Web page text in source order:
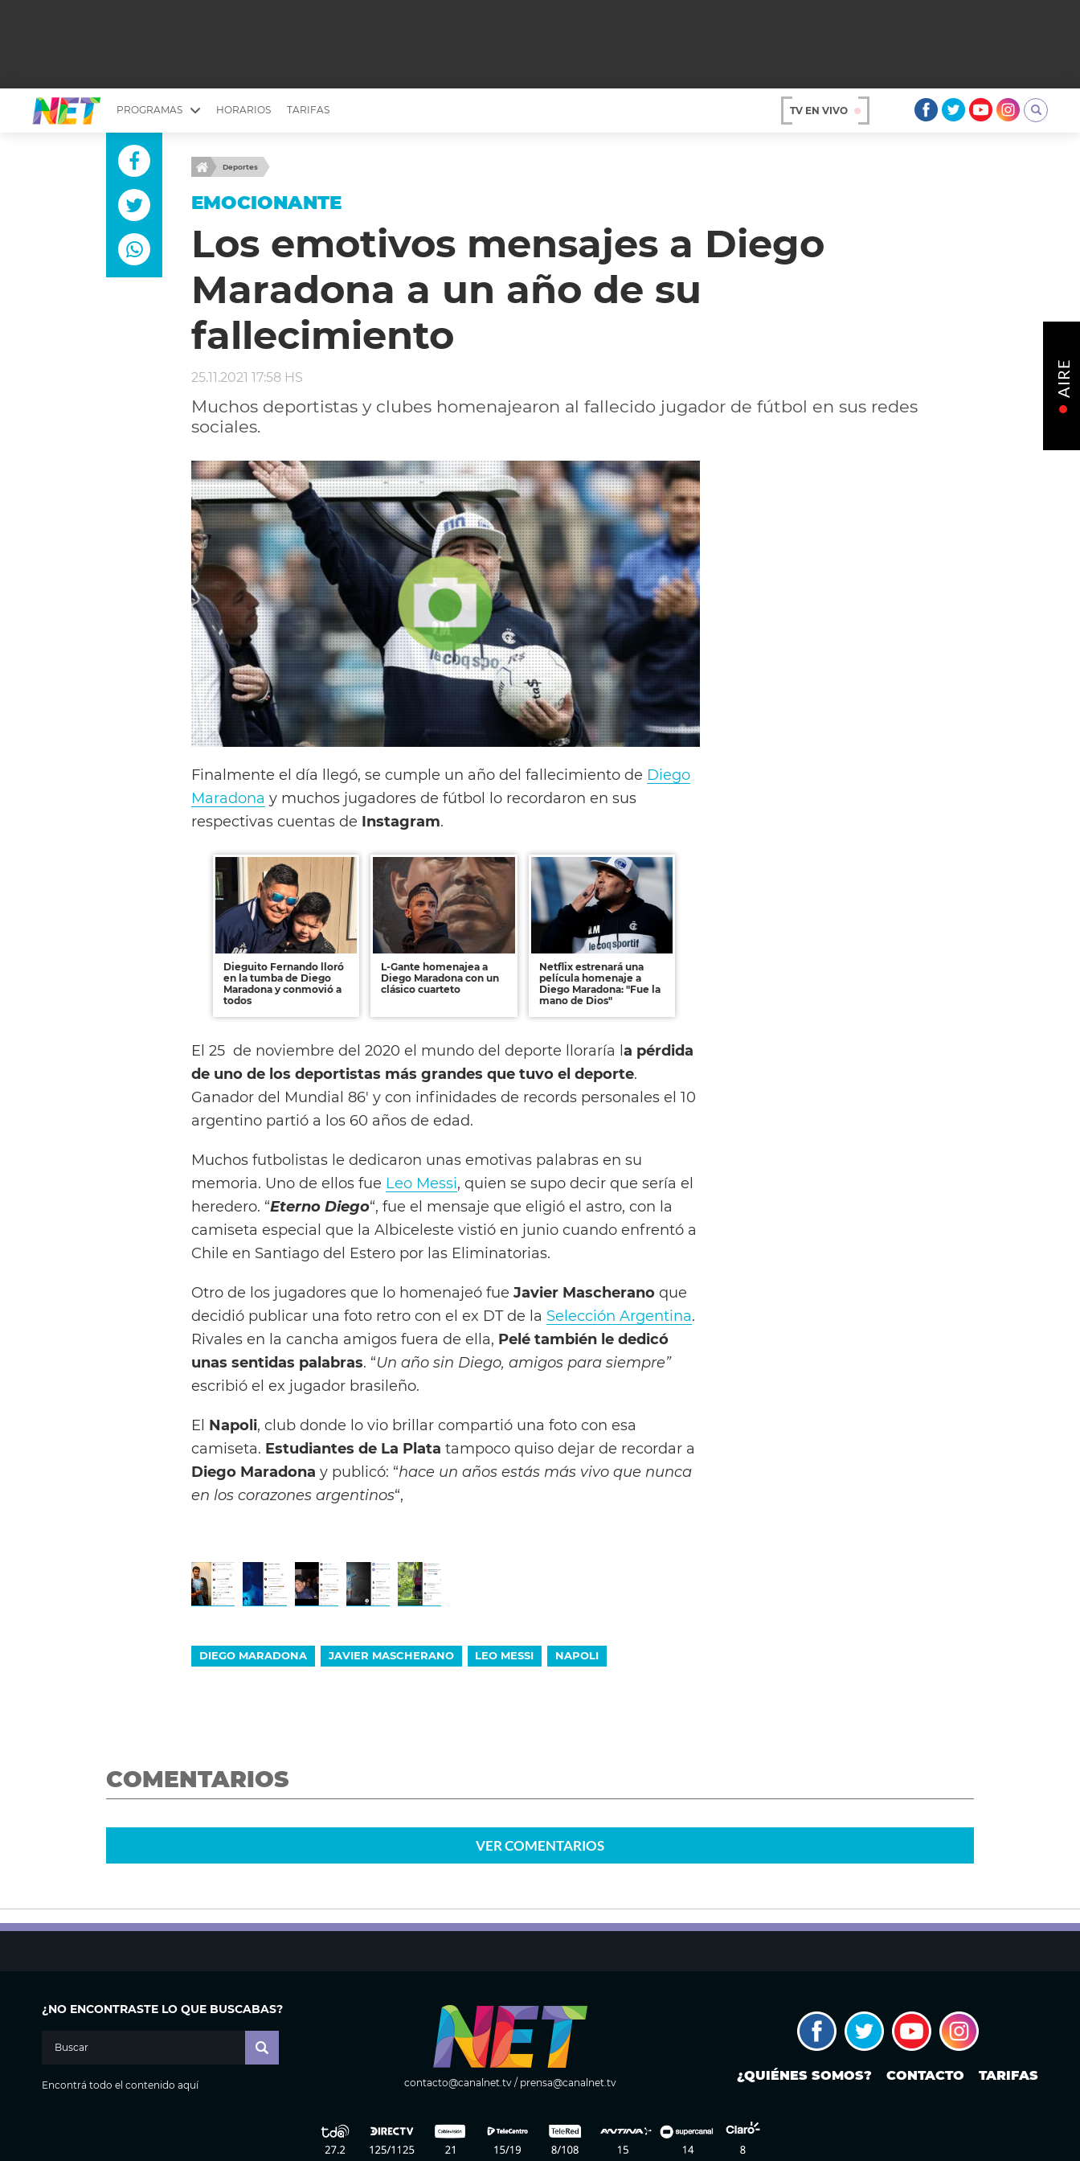
PROGRAMAS
MESA PICANTE
YUYITO A LA TARDE
EMPRENDI2
LONGOBARDI
EL OLIVO BLANCO
TU LUGAR IDEAL
CHICHE EN VIVO
ARGENTINOS X ARGENTINA
ESTÉTICA 360 TV
CARAS Y NEGOCIOS
SCOUTING PARA UN CAMBIO
INTELEXIS TV
ENTROMETIDOS EN LA TELE
MODO FONTEVECCHIA
PERIODISMO PURO
REPERFILAR
FIESTAS ARGENTINAS
BELLEZA FASHION
FULL FACE TV
HORARIOS TARIFAS TV EN VIVO
Deportes
EMOCIONANTE
Los emotivos mensajes a Diego
Maradona a un año de su
fallecimiento
25.11.2021 17:58 HS
Muchos deportistas y clubes homenajearon al fallecido jugador de fútbol en sus redes
sociales.
Finalmente el día llegó, se cumple un año del fallecimiento de Diego
Maradona y muchos jugadores de fútbol lo recordaron en sus
respectivas cuentas de Instagram.
Dieguito Fernando lloró
en la tumba de Diego
Maradona y conmovió a
todos
L-Gante homenajea a
Diego Maradona con un
clásico cuarteto
Netflix estrenará una
película homenaje a
Diego Maradona: "Fue la
mano de Dios"
El 25 de noviembre del 2020 el mundo del deporte lloraría la pérdida
de uno de los deportistas más grandes que tuvo el deporte.
Ganador del Mundial 86′ y con infinidades de records personales el 10
argentino partió a los 60 años de edad.
Muchos futbolistas le dedicaron unas emotivas palabras en su
memoria. Uno de ellos fue Leo Messi, quien se supo decir que sería el
heredero. “Eterno Diego“, fue el mensaje que eligió el astro, con la
camiseta especial que la Albiceleste vistió en junio cuando enfrentó a
Chile en Santiago del Estero por las Eliminatorias.
Otro de los jugadores que lo homenajeó fue Javier Mascherano que
decidió publicar una foto retro con el ex DT de la Selección Argentina.
Rivales en la cancha amigos fuera de ella, Pelé también le dedicó
unas sentidas palabras. “Un año sin Diego, amigos para siempre”
escribió el ex jugador brasileño.
El Napoli, club donde lo vio brillar compartió una foto con esa
camiseta. Estudiantes de La Plata tampoco quiso dejar de recordar a
Diego Maradona y publicó: “hace un años estás más vivo que nunca
en los corazones argentinos“,
DIEGO MARADONA JAVIER MASCHERANO LEO MESSI NAPOLI
COMENTARIOS
VERCOMENTARIOS
¿NO ENCONTRASTE LO QUE BUSCABAS?
Encontrá todo el contenido aquí contacto@canalnet.tv/ prensa@canalnet.tv ¿QUIÉNES SOMOS? CONTACTO TARIFAS
AIRE